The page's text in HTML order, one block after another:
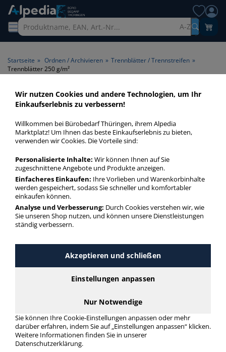
A-Z
Startseite » Ordnen / Archivieren » Trennblätter / Trennstreifen »
Trennblätter 250 g/m²
Trennblätter 250 g/m² >
Papiergrammatur 250 g/m²
Trennblätter 250 gm² in bester Qualität zum günstigen
Filter-Funktion.
Trennblätter 250 g/m²
mehr Infos zur Kategorie
Trennblätter
Trennblätter
A5 quer
Wir nutzen Cookies und andere Technologien, um Ihr
Einkaufserlebnis zu verbessern!
Willkommen bei Bürobedarf Thüringen, ihrem Alpedia
Marktplatz! Um Ihnen das beste Einkaufserlebnis zu bieten,
verwenden wir Cookies. Die Vorteile sind:
Personalisierte Inhalte: Wir können Ihnen auf Sie
zugeschnittene Angebote und Produkte anzeigen.
Einfacheres Einkaufen: Ihre Vorlieben und Warenkorbinhalte
werden gespeichert, sodass Sie schneller und komfortabler
einkaufen können.
Analyse und Verbesserung: Durch Cookies verstehen wir, wie
Sie unseren Shop nutzen, und können unsere Dienstleistungen
ständig verbessern.
Akzeptieren und schließen
Einstellungen anpassen
Nur Notwendige
Sie können Ihre Cookie-Einstellungen anpassen oder mehr
darüber erfahren, indem Sie auf „Einstellungen anpassen“ klicken.
Weitere Informationen finden Sie in unserer
Datenschutzerklärung.